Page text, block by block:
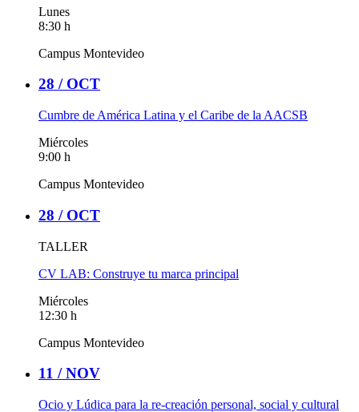
Lunes
8:30 h
Campus Montevideo
28 / OCT
Cumbre de América Latina y el Caribe de la AACSB
Miércoles
9:00 h
Campus Montevideo
28 / OCT
TALLER
CV LAB: Construye tu marca principal
Miércoles
12:30 h
Campus Montevideo
11 /NOV
Ocio y Lúdica para la re-creación personal, social y cultural